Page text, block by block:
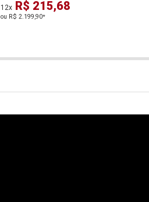
12x R$ 215,68
ou R$ 2.199,90*